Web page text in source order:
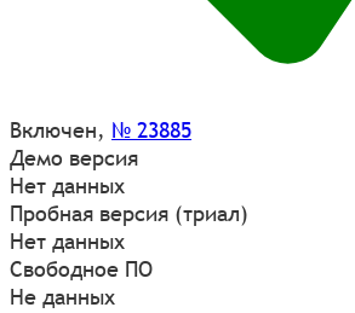
Включен, № 23885
Демо версия
Нет данных
Пробная версия (триал)
Нет данных
Свободное ПО
Не данных